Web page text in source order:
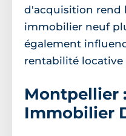
d'acquisition rend
immobilier neuf
également
rentabilité locative
Montpellier
Immobilier